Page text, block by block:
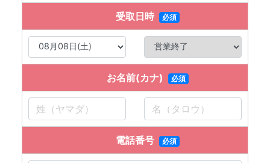
受取日時 必須
お名前(カナ) 必須
電話番号 必須